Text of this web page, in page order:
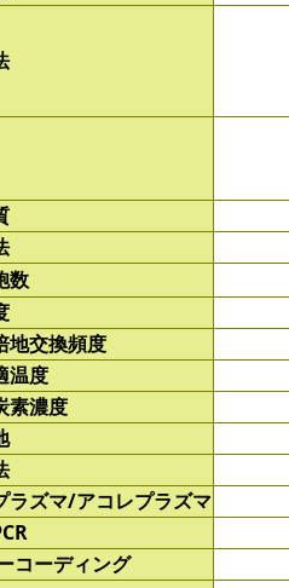
数
地交換頻度
温度
素濃度
ラズマ/アコレプラズマ
コーディング